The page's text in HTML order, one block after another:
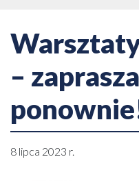
–
8 lipca 2023 r.